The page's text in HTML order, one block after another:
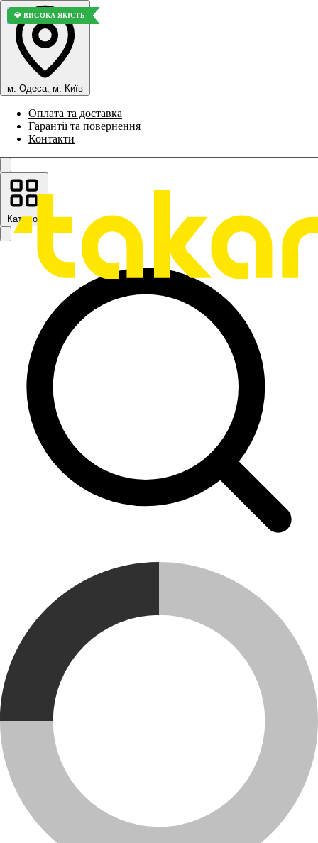
м. Одеса, м. Київ
Оплата та доставка
Гарантії та повернення
Контакти
Каталог
🚀 ТОП ПРОДАЖІВ
🚀 ТОП ПРОДАЖІВ
💎 ВИСОКА ЯКІСТЬ
🚀 ТОП ПРОДАЖІВ
🚀 ТОП ПРОДАЖІВ
🚀 ТОП ПРОДАЖІВ
💎 ВИСОКА ЯКІСТЬ